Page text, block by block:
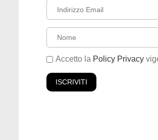
Accetto la Policy Privacy